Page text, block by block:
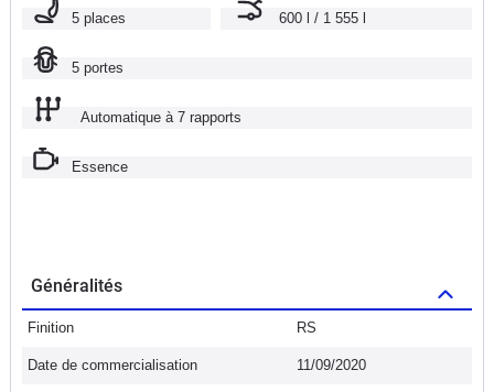
5 places 600 l / 1 555 l
5 portes
Automatique à 7 rapports
Essence
Généralités
Finition RS
Date de commercialisation 11/09/2020